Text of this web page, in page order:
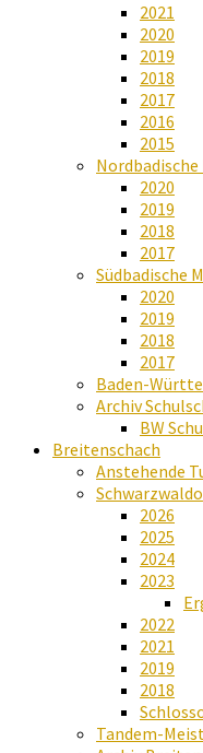
2021
2020
2019
2018
2017
2016
2015
2020
2019
2018
2017
Südbadische
2020
2019
2018
2017
Baden-
Archiv
BW
Breitenschach
Anstehende
2026
2025
2024
2023
2022
2021
2019
2018
Tandem-